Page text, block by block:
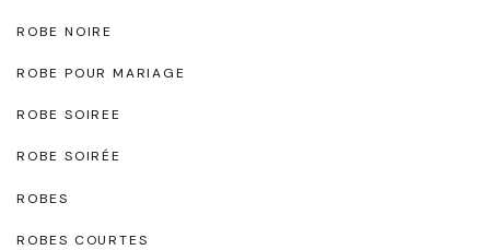
ROBE NOIRE
ROBE POUR MARIAGE
ROBE SOIREE
ROBE SOIRÉE
ROBES
ROBES COURTES